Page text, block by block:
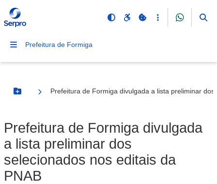
Prefeitura de Formiga
Botão Menu
Prefeitura de Formiga divulgada a lista preliminar
Prefeitura de Formiga divulgada
a lista preliminar dos
selecionados nos editais da
PNAB